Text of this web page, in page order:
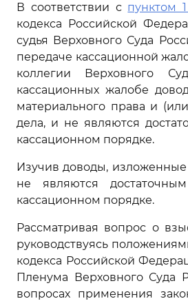
В соответствии с пунктом
кодекса Российской
судья Верховного Суда
передаче кассационной
коллегии Верховного
кассационных жалобе
материального права и
дела, и не являются
кассационном порядке.
Изучив доводы,
не являются
кассационном порядке.
Рассматривая вопрос о
руководствуясь
кодекса Российской
Пленума Верховного Суда
вопросах применения